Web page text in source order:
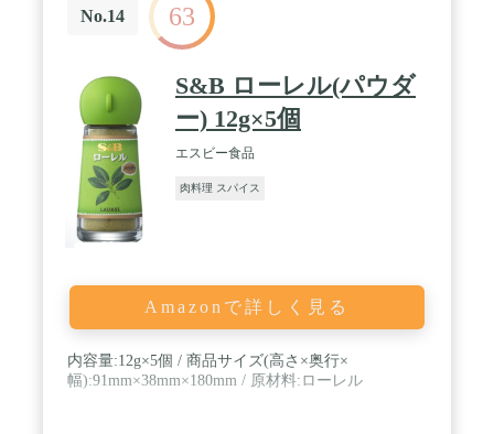
No.14 63
S&B ローレル(パウダ
ー) 12g×5個
エスビー食品
肉料理 スパイス
Amazonで詳しく見る
内容量:12g×5個 / 商品サイズ(高さ×奥行×
幅):91mm×38mm×180mm / 原材料:ローレル